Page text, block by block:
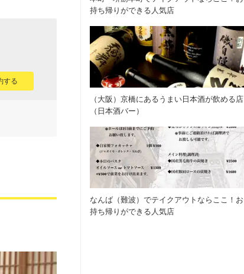
する
持ち帰りができる人気店
（大阪）京橋にあるうまい日本酒が飲める店
（日本酒バー）
なんば（難波）でテイクアウトならここ！お
持ち帰りができる人気店